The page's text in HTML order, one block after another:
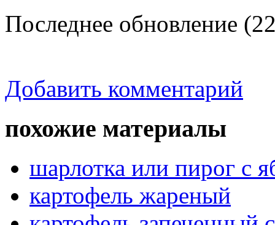
Последнее обновление
Добавить комментарий
похожие материалы
шарлотка или пирог с
картофель жареный